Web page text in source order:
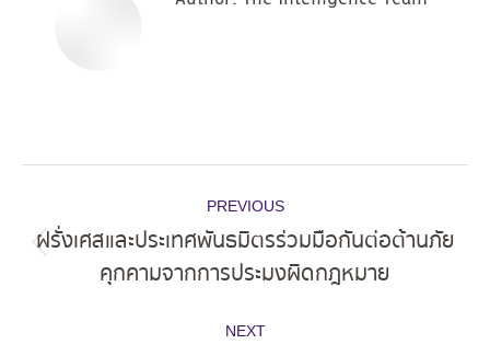
navigation
PREVIOUS
post:
ฝรั่งเศสและประเทศพันธมิตรร่วมมือกันต่อต้านภัย
คุกคามจากการประมงผิดกฎหมาย
NEXT